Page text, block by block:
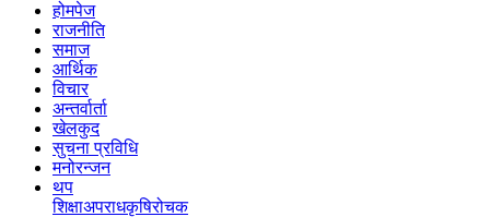
होमपेज
राजनीति
समाज
आर्थिक
विचार
अन्तर्वार्ता
खेलकुद
सुचना प्रविधि
मनोरन्जन
थप
शिक्षाअपराधकृषिरोचक